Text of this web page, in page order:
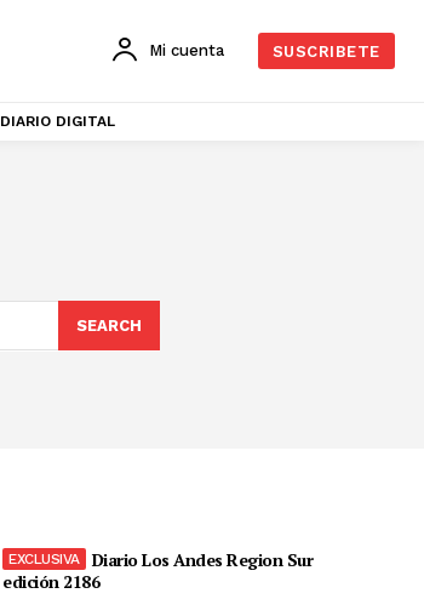
Mi cuenta SUSCRIBETE
DIARIO DIGITAL
SEARCH
Diario Los Andes Region Sur
edición 2186